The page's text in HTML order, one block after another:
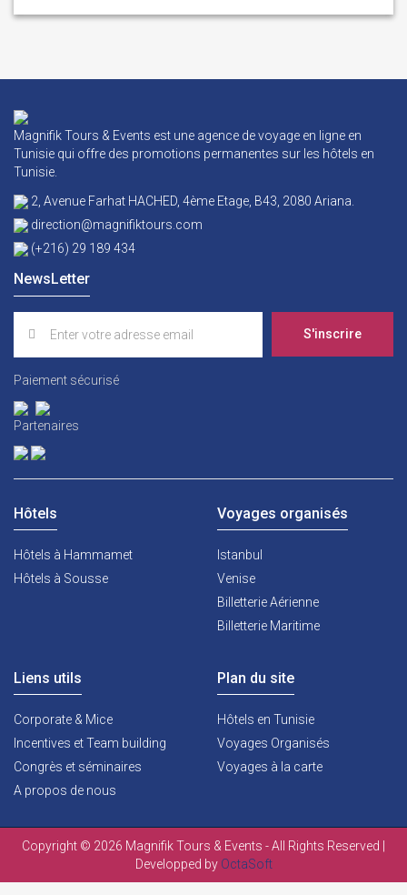
Magnifik Tours & Events est une agence de voyage en ligne en
Tunisie qui offre des promotions permanentes sur les hôtels en
Tunisie.
2, Avenue Farhat HACHED, 4ème Etage, B43, 2080 Ariana.
direction@magnifiktours.com
(+216) 29 189 434
NewsLetter
S'inscrire
Paiement sécurisé
Partenaires
Hôtels
Hôtels à Hammamet
Hôtels à Sousse
Voyages organisés
Istanbul
Venise
Billetterie Aérienne
Billetterie Maritime
Liens utils
Corporate & Mice
Incentives et Team building
Congrès et séminaires
A propos de nous
Plan du site
Hôtels en Tunisie
Voyages Organisés
Voyages à la carte
Copyright © 2026 Magnifik Tours & Events - All Rights Reserved |
Developped by OctaSoft